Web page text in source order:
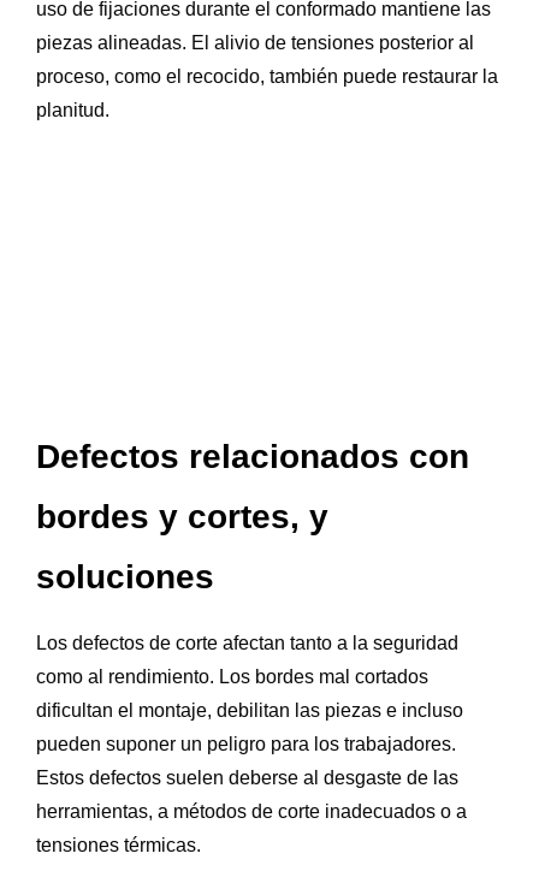
uso de fijaciones durante el conformado mantiene las
piezas alineadas. El alivio de tensiones posterior al
proceso, como el recocido, también puede restaurar la
planitud.
Defectos relacionados con
bordes y cortes, y
soluciones
Los defectos de corte afectan tanto a la seguridad
como al rendimiento. Los bordes mal cortados
dificultan el montaje, debilitan las piezas e incluso
pueden suponer un peligro para los trabajadores.
Estos defectos suelen deberse al desgaste de las
herramientas, a métodos de corte inadecuados o a
tensiones térmicas.